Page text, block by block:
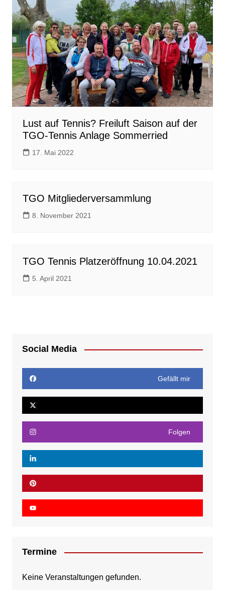
Lust auf Tennis? Freiluft Saison auf der
TGO-Tennis Anlage Sommerried
17. Mai 2022
TGO Mitgliederversammlung
8. November 2021
TGO Tennis Platzeröffnung 10.04.2021
5. April 2021
Social Media
Gefällt mir
Folgen
Termine
Keine Veranstaltungen gefunden.